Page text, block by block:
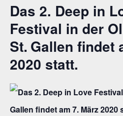
Das 2. Deep in
Festival in der
St. Gallen findet
2020 statt.